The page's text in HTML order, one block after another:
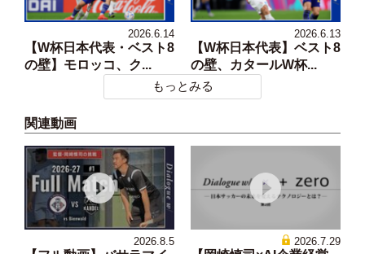
2026.6.14
【W杯日本代表・ベスト8
の壁】モロッコ、ク...
2026.6.13
【W杯日本代表】ベスト8
の壁、カタールW杯...
もっとみる
関連動画
2026.8.5 2026.7.29